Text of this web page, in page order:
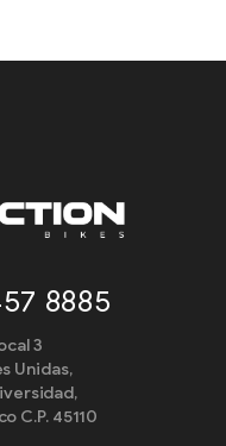
8885
3
Unidas,
C.P. 45110